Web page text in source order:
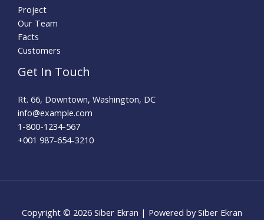
Project
Our Team
Facts
Customers
Get In Touch
Rt. 66, Downtown, Washington, DC
info@example.com​
1-800-1234-567
+001 987-654-3210
Copyright © 2026 Siber Ekran | Powered by Siber Ekran